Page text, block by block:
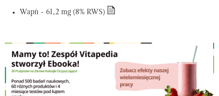
Wapń - 61,2 mg (8% RWS)